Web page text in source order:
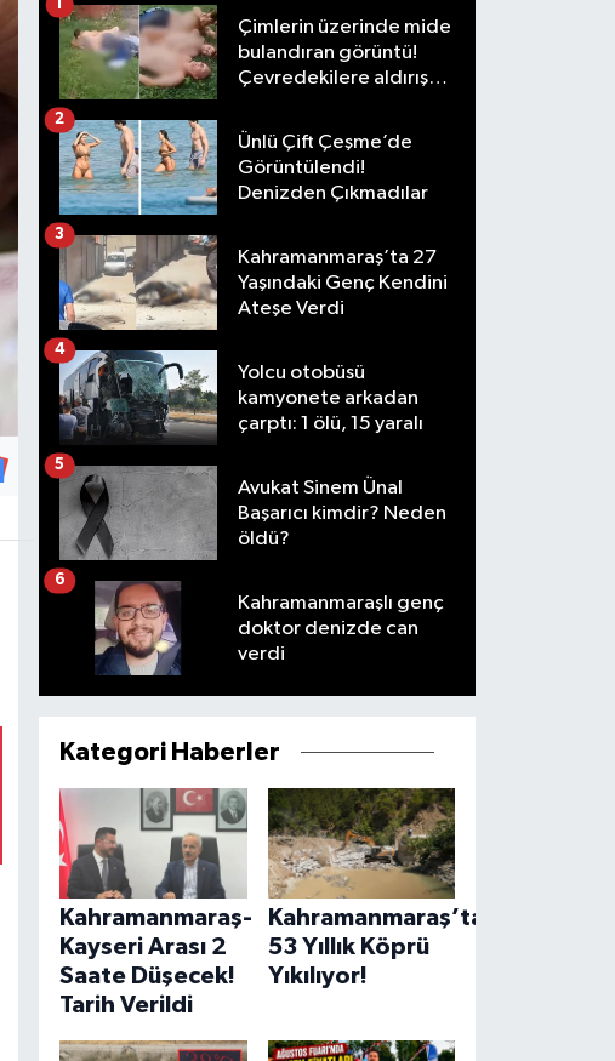
Çimlerin üzerinde mide
bulandıran görüntü!
Çevredekilere aldırış
1
Ünlü Çift Çeşme’de
Görüntülendi!
Denizden Çıkmadılar
2
Kahramanmaraş’ta 27
Yaşındaki Genç Kendini
Ateşe Verdi
3
Yolcu otobüsü
kamyonete arkadan
çarptı: 1 ölü, 15 yaralı
4
Avukat Sinem Ünal
Başarıcı kimdir? Neden
öldü?
5
Kahramanmaraşlı genç
doktor denizde can
verdi
6
Kategori Haberler
Kahramanmaraş-
Kayseri Arası 2
Saate Düşecek!
Tarih Verildi
Kahramanmaraş’ta
53 Yıllık Köprü
Yıkılıyor!